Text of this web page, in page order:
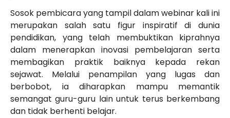
Sosok pembicara yang tampil dalam webinar kali ini
merupakan salah satu figur inspiratif di dunia
pendidikan, yang telah membuktikan kiprahnya
dalam menerapkan inovasi pembelajaran serta
membagikan praktik baiknya kepada rekan
sejawat. Melalui penampilan yang lugas dan
berbobot, ia diharapkan mampu memantik
semangat guru-guru lain untuk terus berkembang
dan tidak berhenti belajar.